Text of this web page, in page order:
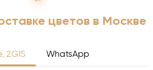
цветов в Москве
2GIS WhatsApp